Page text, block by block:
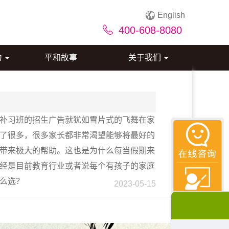
English
400-608-8080
平和故事 关于我们
习班的招生广告就犹如雪片式的飞舞在家
很多，很多家长都非常渴望能够将最好的
来极大的帮助。这也是为什么每当假期来
是目前教育行业或者说每个有孩子的家庭
选？
2023-05-15